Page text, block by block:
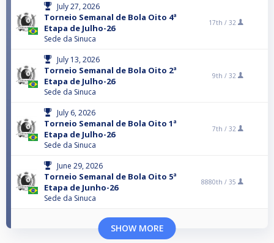
July 27, 2026
Torneio Semanal de Bola Oito 4ª
Etapa de Julho-26
Sede da Sinuca
17th / 32
July 13, 2026
Torneio Semanal de Bola Oito 2ª
Etapa de Julho-26
Sede da Sinuca
9th / 32
July 6, 2026
Torneio Semanal de Bola Oito 1ª
Etapa de Julho-26
Sede da Sinuca
7th / 32
June 29, 2026
Torneio Semanal de Bola Oito 5ª
Etapa de Junho-26
Sede da Sinuca
8880th / 35
SHOW MORE